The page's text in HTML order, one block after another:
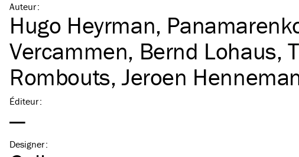
Auteur:
Hugo Heyrman,
Vercammen, Bernd Lohaus,
Rombouts,Jeroen
Éditeur:
—
Designer: